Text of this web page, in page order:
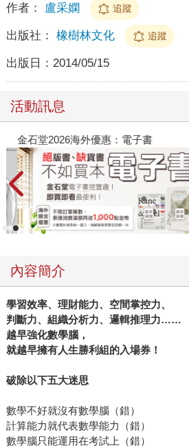
作者： 盧采嫻 追蹤
出版社： 橡樹林文化 追蹤
出版日： 2014/05/15
活動訊息
金石堂2026海外優惠：電子書
內容簡介
學習效率、理財能力、空間掌控力、
判斷力、組織分析力、邏輯推理力……
越早強化數學腦，
就越早擁有人生勝利組的入場券！
破除以下五大迷思
數學不好就沒有數學腦（錯）
計算能力就代表數學能力（錯）
數學腦只能運用在考試上（錯）